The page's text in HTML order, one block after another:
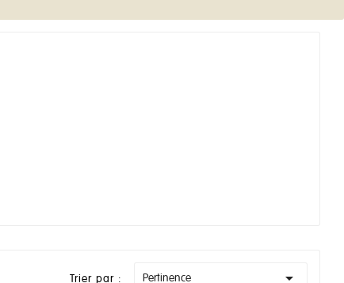
Trier par : Pertinence 